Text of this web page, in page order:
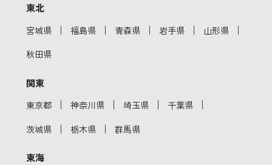
東北
宮城県 ｜ 福島県 ｜ 青森県 ｜ 岩手県 ｜ 山形県 ｜
秋田県
関東
東京都 ｜ 神奈川県 ｜ 埼玉県 ｜ 千葉県 ｜
茨城県 ｜ 栃木県 ｜ 群馬県
東海